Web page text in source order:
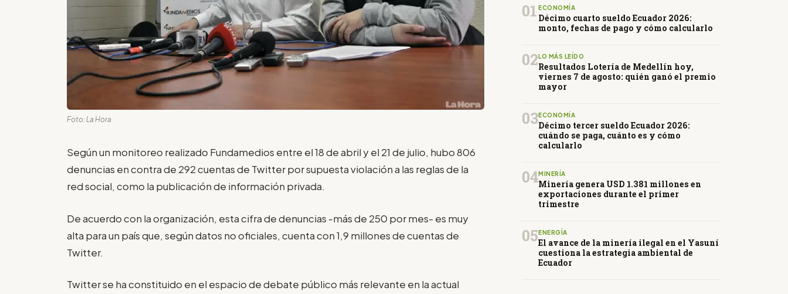
Foto: La Hora
Según un monitoreo realizado Fundamedios entre el 18 de abril y el 21 de julio, hubo 806
denuncias en contra de 292 cuentas de Twitter por supuesta violación a las reglas de la
red social, como la publicación de información privada.
De acuerdo con la organización, esta cifra de denuncias -más de 250 por mes- es muy
alta para un país que, según datos no oficiales, cuenta con 1,9 millones de cuentas de
Twitter.
Twitter se ha constituido en el espacio de debate público más relevante en la actual
01 ECONOMÍA
Décimo cuarto sueldo Ecuador 2026:
monto, fechas de pago y cómo calcularlo
02 LO MÁS LEÍDO
Resultados Lotería de Medellín hoy,
viernes 7 de agosto: quién ganó el premio
mayor
03ECONOMÍA
Décimo tercer sueldo Ecuador 2026:
cuándo se paga, cuánto es y cómo
calcularlo
04MINERÍA
Minería genera USD 1.381 millones en
exportaciones durante el primer
trimestre
05 ENERGÍA
El avance de la minería ilegal en el Yasuní
cuestiona la estrategia ambiental de
Ecuador